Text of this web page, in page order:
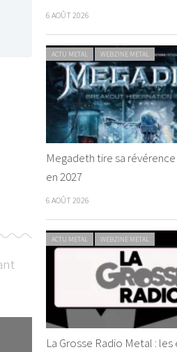
CHRONIQUE METAL WEBZINE METAL
6 AOÛT 2026
ACTU METAL WEBZINE METAL
Megadeth tire sa
en 2027
6 AOÛT 2026
ACTU METAL WEBZINE METAL
La Grosse Radio Metal :